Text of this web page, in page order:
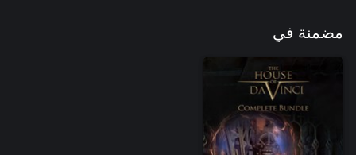
مضمنة في